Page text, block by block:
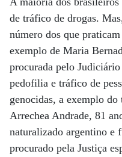
de tráfico de drogas.
número dos que
exemplo de Maria
procurada pelo
pedofilia e tráfico de
genocidas, a exemplo
Arrechea Andrade, 81
naturalizado argentino e
procurado pela Justiça